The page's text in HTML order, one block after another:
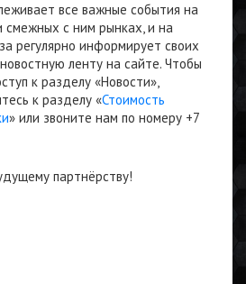
все важные события на
смежных с ним рынках, и на
регулярно информирует своих
ленту на сайте. Чтобы
к разделу «Новости»,
к разделу «Стоимость
» или звоните нам по номеру +7
партнёрству!